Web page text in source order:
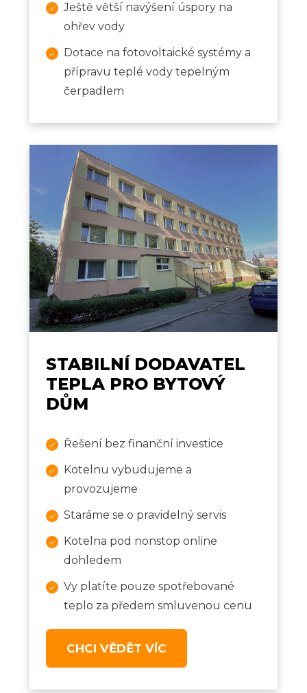
Ještě větší navýšení úspory na
ohřev vody
Dotace na fotovoltaické systémy a
přípravu teplé vody tepelným
čerpadlem
STABILNÍ DODAVATEL
TEPLA PRO BYTOVÝ
DŮM
Řešení bez finanční investice
Kotelnu vybudujeme a
provozujeme
Staráme se o pravidelný servis
Kotelna pod nonstop online
dohledem
Vy platíte pouze spotřebované
teplo za předem smluvenou cenu
CHCI VĚDĚT VÍC